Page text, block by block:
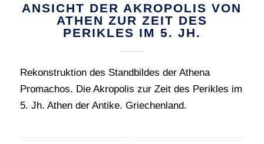
ANSICHT DER AKROPOLIS VON
ATHEN ZUR ZEIT DES
PERIKLES IM 5. JH.
Rekonstruktion des Standbildes der Athena
Promachos. Die Akropolis zur Zeit des Perikles im
5. Jh. Athen der Antike. Griechenland.